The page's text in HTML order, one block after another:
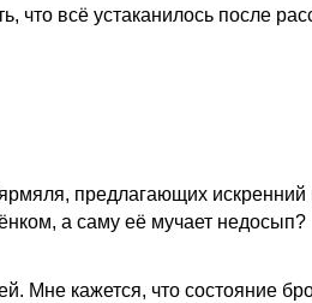
всё устаканилось после
предлагающих искренний
а саму её мучает недосып?
Мне кажется, что состояние